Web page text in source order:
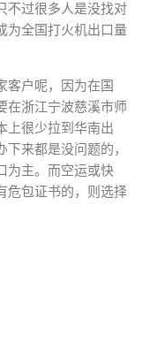
不过很多人是没找对
为全国打火机出口量
客户呢，因为在国
在浙江宁波慈溪市师
上很少拉到华南出
来都是没问题的，
为主。而空运或快
危包证书的，则选择